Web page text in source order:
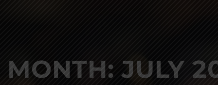
MONTH:JULY